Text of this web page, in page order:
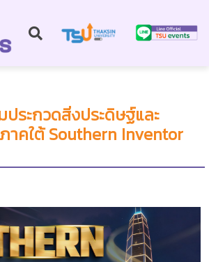
ประกวดสิ่งประดิษฐ์และ
าคใต้ Southern Inventor